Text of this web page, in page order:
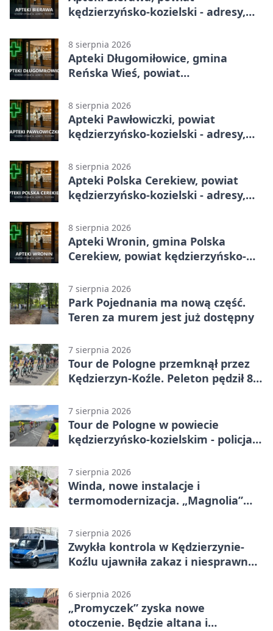
kędzierzyńsko-kozielski - adresy,
8 sierpnia 2026
Apteki Długomiłowice, gmina
Reńska Wieś, powiat
telefony, godziny otwarcia
8 sierpnia 2026
Apteki Pawłowiczki, powiat
kędzierzyńsko-kozielski - adresy,
8 sierpnia 2026
Apteki Polska Cerekiew, powiat
kędzierzyńsko-kozielski - adresy,
8 sierpnia 2026
Apteki Wronin, gmina Polska
Cerekiew, powiat kędzierzyńsko-
otwarcia
7 sierpnia 2026
Park Pojednania ma nową część.
Teren za murem jest już dostępny
7 sierpnia 2026
Tour de Pologne przemknął przez
Kędzierzyn-Koźle. Peleton pędził 80
7 sierpnia 2026
Tour de Pologne w powiecie
kędzierzyńsko-kozielskim - policja
7 sierpnia 2026
Winda, nowe instalacje i
termomodernizacja. „Magnolia”
7 sierpnia 2026
Zwykła kontrola w Kędzierzynie-
Koźlu ujawniła zakaz i niesprawne
6 sierpnia 2026
„Promyczek” zyska nowe
otoczenie. Będzie altana i